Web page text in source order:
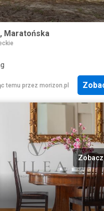
Maratońska
temu przez morizon.pl